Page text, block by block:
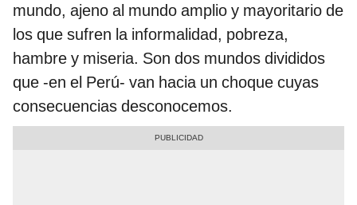
mundo, ajeno al mundo amplio y mayoritario de
los que sufren la informalidad, pobreza,
hambre y miseria. Son dos mundos divididos
que -en el Perú- van hacia un choque cuyas
consecuencias desconocemos.